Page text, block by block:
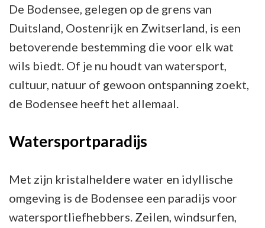
Cultuur
en
Ontspanning
De Bodensee, gelegen op de grens van
Duitsland, Oostenrijk en Zwitserland, is een
betoverende bestemming die voor elk wat
wils biedt. Of je nu houdt van watersport,
cultuur, natuur of gewoon ontspanning zoekt,
de Bodensee heeft het allemaal.
Watersportparadijs
Met zijn kristalheldere water en idyllische
omgeving is de Bodensee een paradijs voor
watersportliefhebbers. Zeilen, windsurfen,